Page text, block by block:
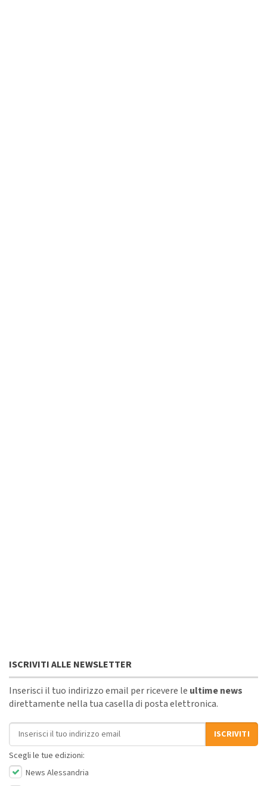
ISCRIVITI ALLE NEWSLETTER
Inserisci il tuo indirizzo email per ricevere le ultime news
direttamente nella tua casella di posta elettronica.
Indirizzo email
ISCRIVITI
Scegli le tue edizioni:
News Alessandria